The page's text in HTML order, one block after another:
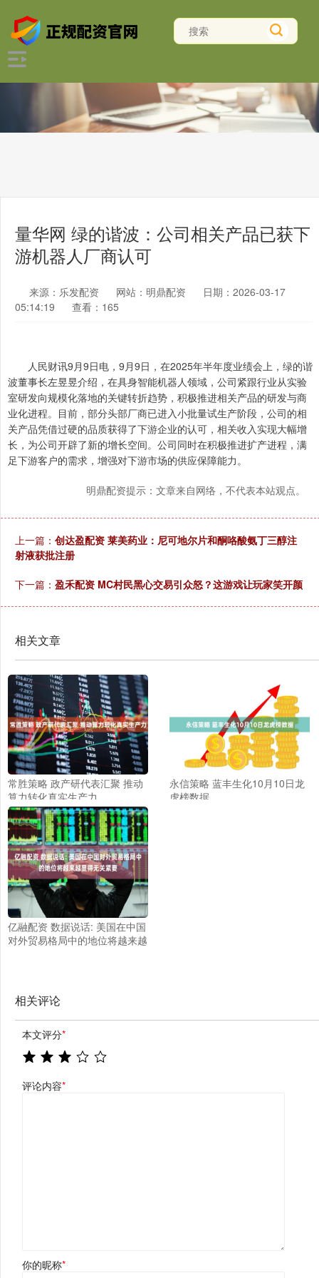
量华网 绿的谐波：公司相关产品已获下
游机器人厂商认可
来源：乐发配资 网站：明鼎配资
日期：2026-03-17
05:14:19
查看：165
人民财讯9月9日电，9月9日，在2025年半年度业绩会上，绿的谐
波董事长左昱昱介绍，在具身智能机器人领域，公司紧跟行业从实验
室研发向规模化落地的关键转折趋势，积极推进相关产品的研发与商
业化进程。目前，部分头部厂商已进入小批量试生产阶段，公司的相
关产品凭借过硬的品质获得了下游企业的认可，相关收入实现大幅增
长，为公司开辟了新的增长空间。公司同时在积极推进扩产进程，满
足下游客户的需求，增强对下游市场的供应保障能力。
明鼎配资提示：文章来自网络，不代表本站观点。
上一篇： 创达盈配资 莱美药业：尼可地尔片和酮咯酸氨丁三醇注
射液获批注册
下一篇： 盈禾配资 MC村民黑心交易引众怒？这游戏让玩家笑开颜
相关文章
常胜策略 政产研代表汇聚 推动
算力转化真实生产力
永信策略 蓝丰生化10月10日龙
虎榜数据
亿融配资 数据说话: 美国在中国
对外贸易格局中的地位将越来越
相关评论
本文评分*
评论内容*
你的昵称*